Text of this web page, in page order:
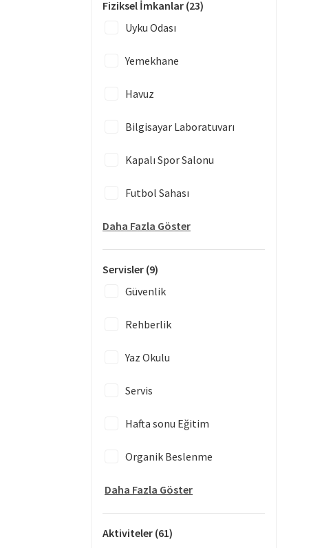
Fiziksel İmkanlar (23)
Uyku Odası
Yemekhane
Havuz
Bilgisayar Laboratuvarı
Kapalı Spor Salonu
Futbol Sahası
Daha Fazla Göster
Servisler (9)
Güvenlik
Rehberlik
Yaz Okulu
Servis
Hafta sonu Eğitim
Organik Beslenme
Daha Fazla Göster
Aktiviteler (61)